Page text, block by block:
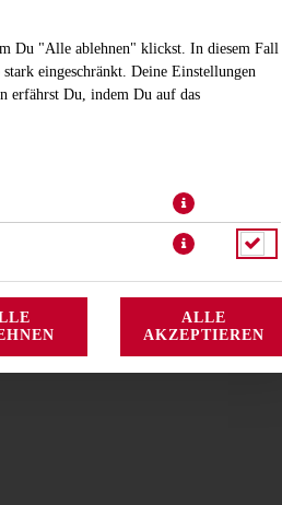
des Stores variieren.
Du "Alle ablehnen" klickst. In diesem Fall
eingeschränkt. Deine Einstellungen
erfährst Du, indem Du auf das
ALLE
AKZEPTIEREN